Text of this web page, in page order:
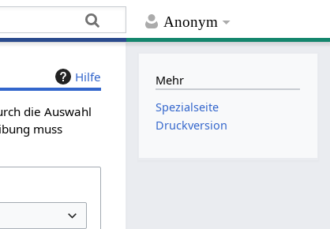
Anonym
Hilfe
die Auswahl
muss
Mehr
Spezialseite
Druckversion